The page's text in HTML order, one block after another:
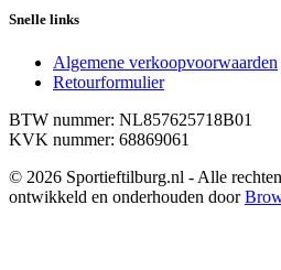
Snelle links
Algemene verkoopvoorwaarden
Retourformulier
BTW nummer: NL857625718B01
KVK nummer: 68869061
© 2026 Sportieftilburg.nl - Alle
ontwikkeld en onderhouden door